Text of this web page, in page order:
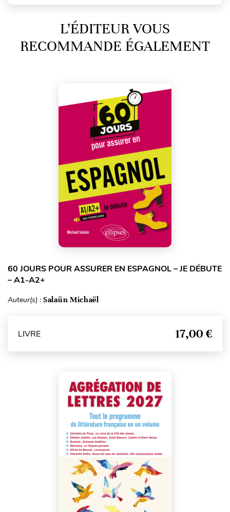
L’ÉDITEUR VOUS
RECOMMANDE ÉGALEMENT
60 JOURS POUR ASSURER EN ESPAGNOL – JE DÉBUTE
– A1-A2+
Auteur(s) : Salaün Michaël
LIVRE 17,00 €